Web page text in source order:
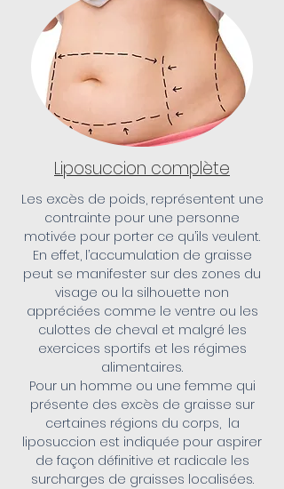
Liposuccion complète
Les excès de poids, représentent une
contrainte pour une personne
motivée pour porter ce qu’ils veulent.
En effet, l’accumulation de graisse
peut se manifester sur des zones du
visage ou la silhouette non
appréciées comme le ventre ou les
culottes de cheval et malgré les
exercices sportifs et les régimes
alimentaires.
Pour un homme ou une femme qui
présente des excès de graisse sur
certaines régions du corps, la
liposuccion est indiquée pour aspirer
de façon définitive et radicale les
surcharges de graisses localisées.